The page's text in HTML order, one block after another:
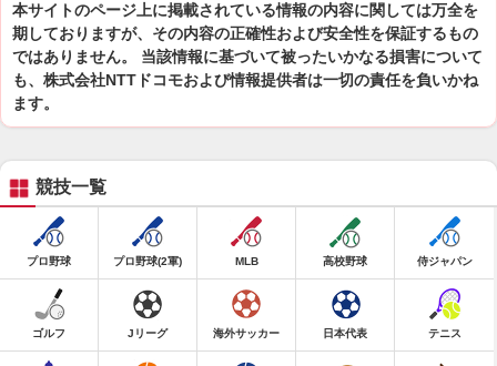
本サイトのページ上に掲載されている情報の内容に関しては万全を
期しておりますが、その内容の正確性および安全性を保証するもの
ではありません。 当該情報に基づいて被ったいかなる損害について
も、株式会社NTTドコモおよび情報提供者は一切の責任を負いかね
ます。
競技一覧
プロ野球 プロ野球(2軍) MLB 高校野球 侍ジャパン
ゴルフ Jリーグ 海外サッカー 日本代表 テニス